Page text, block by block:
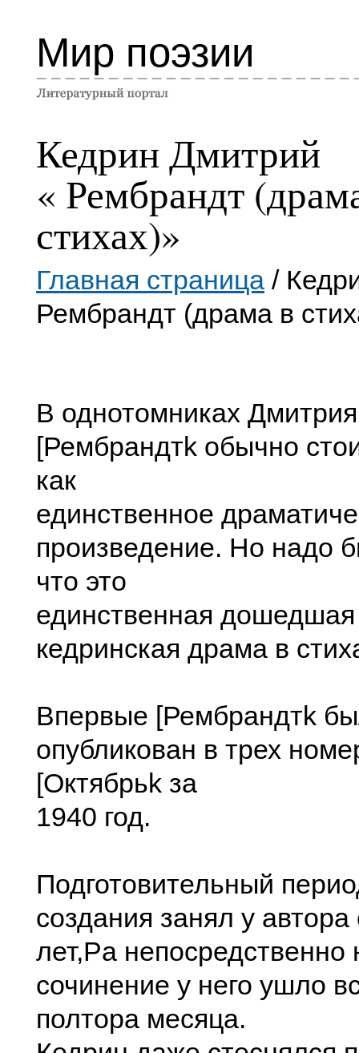
Мир поэзии
Кедрин Дмитрий
« Рембрандт
стихах)»
Главная страница /
Рембрандт (драма в
В однотомниках
[Рембрандтk обычно
как
единственное
произведение. Но надо
что это
единственная
кедринская драма в
Впервые [Рембрандтk
опубликован в трех
[Октябрьk за
1940 год.
Подготовительный
создания занял у автора
лет,Pа непосредственно
сочинение у него ушло
полтора месяца.